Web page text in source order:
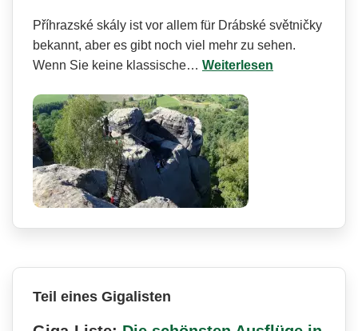
Příhrazské skály ist vor allem für Drábské světničky
bekannt, aber es gibt noch viel mehr zu sehen.
Wenn Sie keine klassische… Weiterlesen
Teil eines Gigalisten